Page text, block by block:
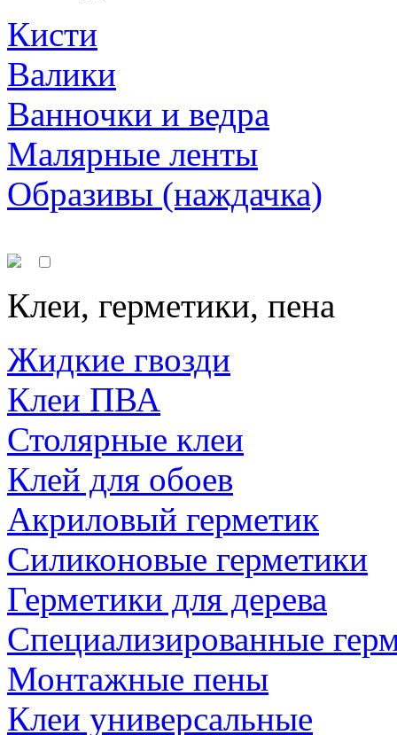
Кисти
Валики
Ванночки и ведра
Малярные ленты
Образивы (наждачка)
Клеи, герметики, пена
Жидкие гвозди
Клеи ПВА
Столярные клеи
Клей для обоев
Акриловый герметик
Силиконовые герметики
Герметики для дерева
Специализированные
Монтажные пены
Клеи универсальные